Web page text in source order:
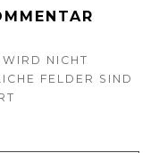
NICHT
FELDER SIND